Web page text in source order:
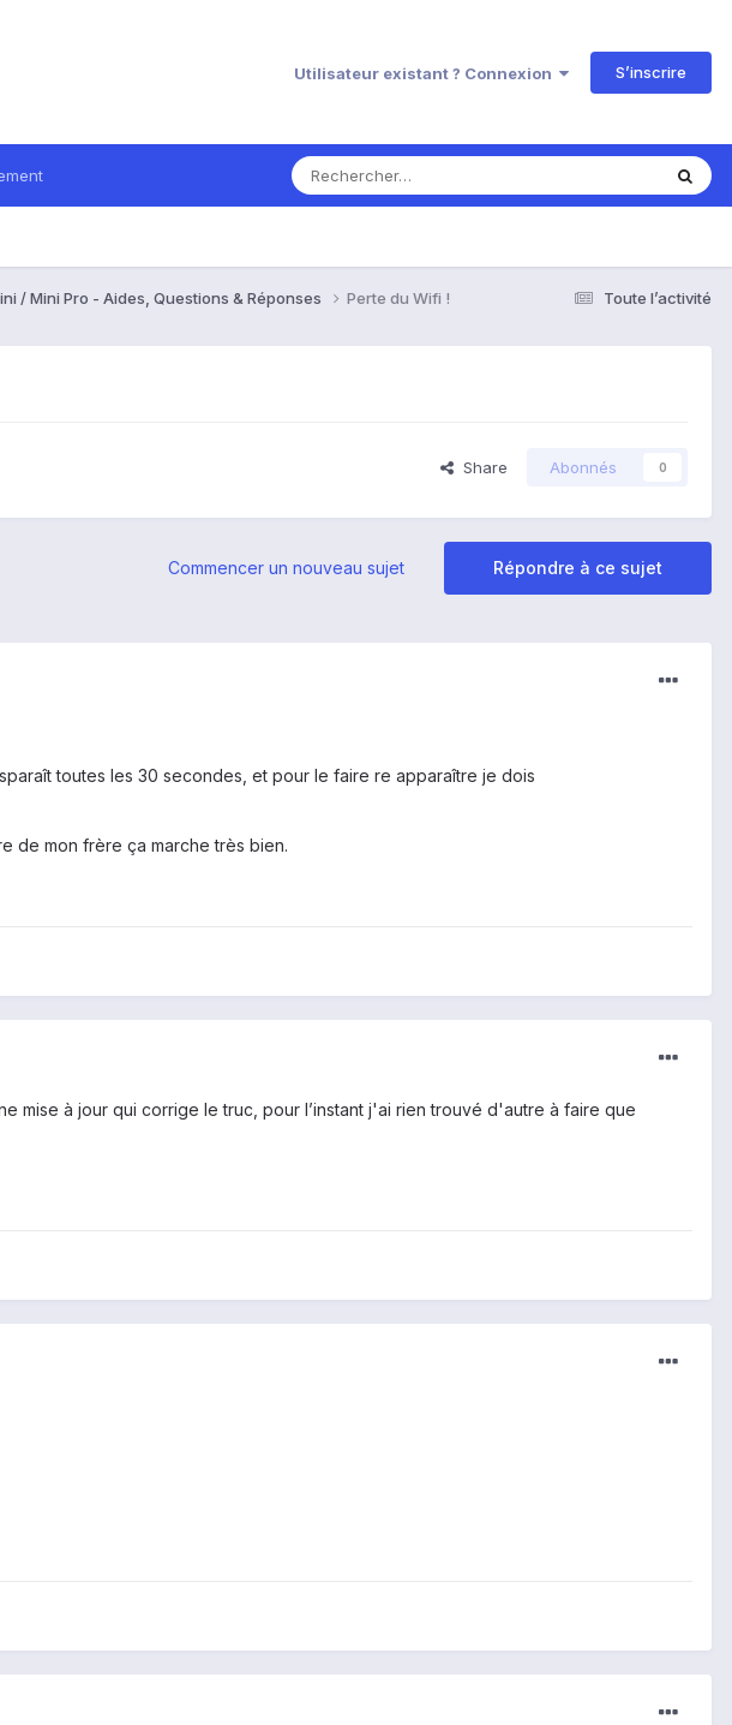
Utilisateur existant ? Connexion S’inscrire
Toute l’activité
/ Mini Pro - Aides, Questions & Réponses Perte du Wifi !
Share Abonnés 0
Répondre à ce sujet
Commencer un nouveau sujet
toutes les 30 secondes, et pour le faire re apparaître je dois
de mon frère ça marche très bien.
mise à jour qui corrige le truc, pour l’instant j'ai rien trouvé d'autre à faire que